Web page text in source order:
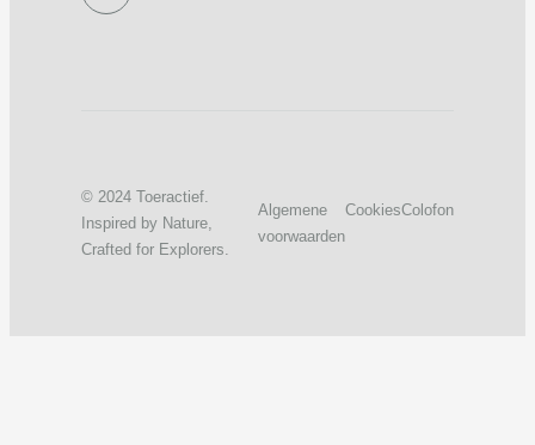
© 2024 Toeractief.
Inspired by Nature,
Crafted for Explorers.
Algemene
voorwaarden
CookiesColofon